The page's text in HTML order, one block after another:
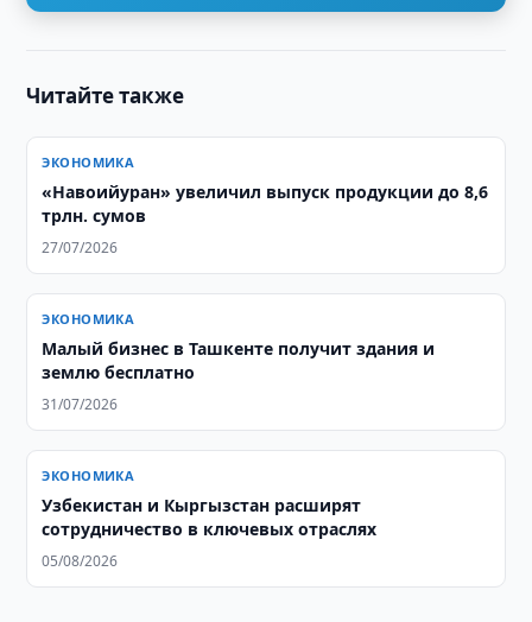
Читайте также
ЭКОНОМИКА
«Навоийуран» увеличил выпуск продукции до 8,6
трлн. сумов
27/07/2026
ЭКОНОМИКА
Малый бизнес в Ташкенте получит здания и
землю бесплатно
31/07/2026
ЭКОНОМИКА
Узбекистан и Кыргызстан расширят
сотрудничество в ключевых отраслях
05/08/2026